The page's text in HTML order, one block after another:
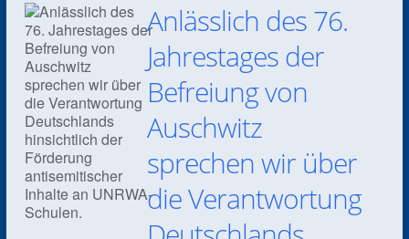
Anlässlich des 76.
Jahrestages der
Befreiung von
Auschwitz
sprechen wir über
die Verantwortung